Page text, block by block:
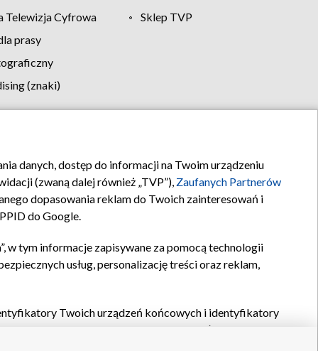
Telewizja Cyfrowa
Sklep TVP
prasy
(znaki)
Kontakt
danych, dostęp do informacji na Twoim urządzeniu
(zwaną dalej również „TVP”), Zaufanych Partnerów
dopasowania reklam do Twoich zainteresowań i
do Google.
w tym informacje zapisywane za pomocą technologii
usług, personalizację treści oraz reklam,
Twoich urządzeń końcowych i identyfikatory
oraz pozostałych